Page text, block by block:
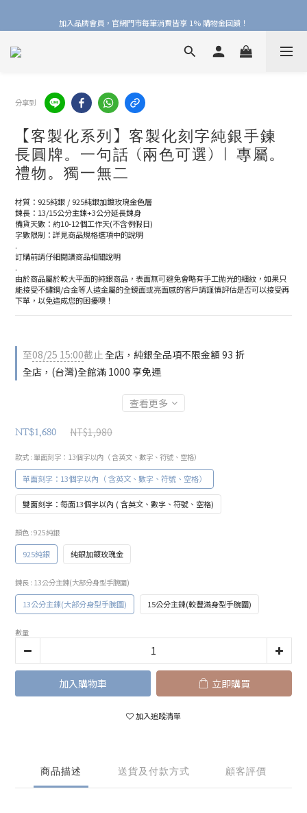
線上線下皆可累積 & 折抵購物金，再送 $50 入會禮
分享到
【客製化系列】客製化刻字純銀手鍊
長圓牌。一句話 (兩色可選) | 專屬。
禮物。獨一無二
材質：925純銀 / 925純銀加鍍玫瑰金色層
鍊長：13/15公分主鍊+3公分延長鍊身
備貨天數：約10-12個工作天(不含例假日)
字數限制：詳見商品規格選項中的說明
.
訂購前請仔細閱讀商品相關說明
.
由於商品屬於較大平面的純銀商品，表面無可避免會略有手工拋光的細紋，如果只
能接受不鏽鋼/合金等人造金屬的全鏡面或亮面感的客戶請謹慎評估是否可以接受再
下單，以免造成您的困擾噢！
至08/25 15:00截止全店，純銀全品項不限金額 93 折
全店，(台灣)全館滿 1000 享免運
查看更多
NT$1,980
NT$1,680
款式 : 單面刻字：13個字以內（ 含英文、數字、符號、空格）
單面刻字：13個字以內（ 含英文、數字、符號、空格）
雙面刻字：每面13個字以內 ( 含英文、數字、符號、空格)
顏色 : 925純銀
925純銀 純銀加鍍玫瑰金
鍊長 : 13公分主鍊(大部分身型手腕圍)
13公分主鍊(大部分身型手腕圍) 15公分主鍊(較豐滿身型手腕圍)
數量
加入購物車 立即購買
加入追蹤清單
商品描述 送貨及付款方式 顧客評價